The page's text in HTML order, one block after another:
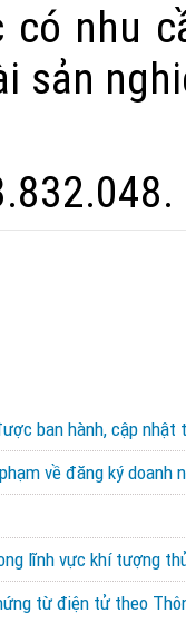
có nhu
sản
.
ban hành, cập nhật
về đăng ký
lĩnh vực khí tượng
từ điện tử theo